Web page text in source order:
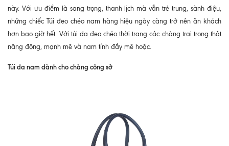
này. Với ưu điểm là sang trọng, thanh lịch mà vẫn trẻ trung, sành điệu,
những chiếc Túi đeo chéo nam hàng hiệu ngày càng trở nên ăn khách
hơn bao giờ hết. Với túi da đeo chéo thời trang các chàng trai trong thật
năng động, mạnh mẽ và nam tính đầy mê hoặc.
Túi da nam dành cho chàng công sở